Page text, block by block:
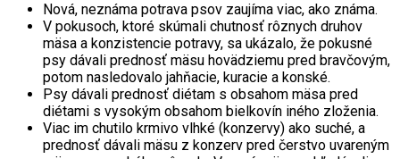
Nová, neznáma potrava psov zaujíma viac, ako známa.
V pokusoch, ktoré skúmali chutnosť rôznych druhov
mäsa a konzistencie potravy, sa ukázalo, že pokusné
psy dávali prednosť mäsu hovädziemu pred bravčovým,
potom nasledovalo jahňacie, kuracie a konské.
Psy dávali prednosť diétam s obsahom mäsa pred
diétami s vysokým obsahom bielkovín iného zloženia.
Viac im chutilo krmivo vlhké (konzervy) ako suché, a
prednosť dávali mäsu z konzerv pred čerstvo uvareným